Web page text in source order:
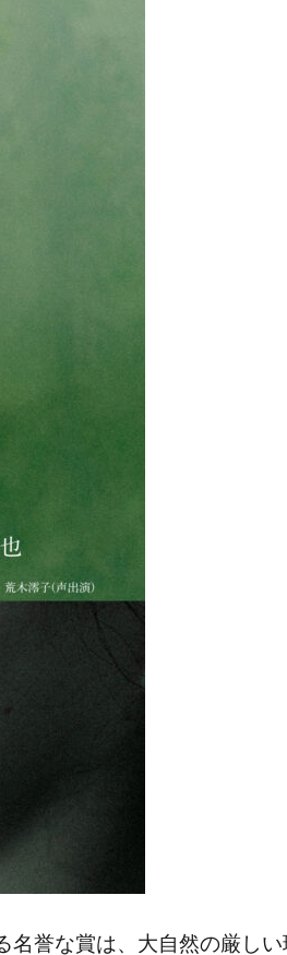
名誉な賞は、大自然の厳し